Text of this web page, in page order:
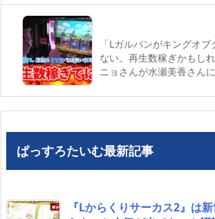
「Lガルパンがキングオ
ない。再生数稼ぎかもし
ニョさんが水瀬美香さん
ぱっすろたいむ最新記事
『Lからくりサーカス2』は